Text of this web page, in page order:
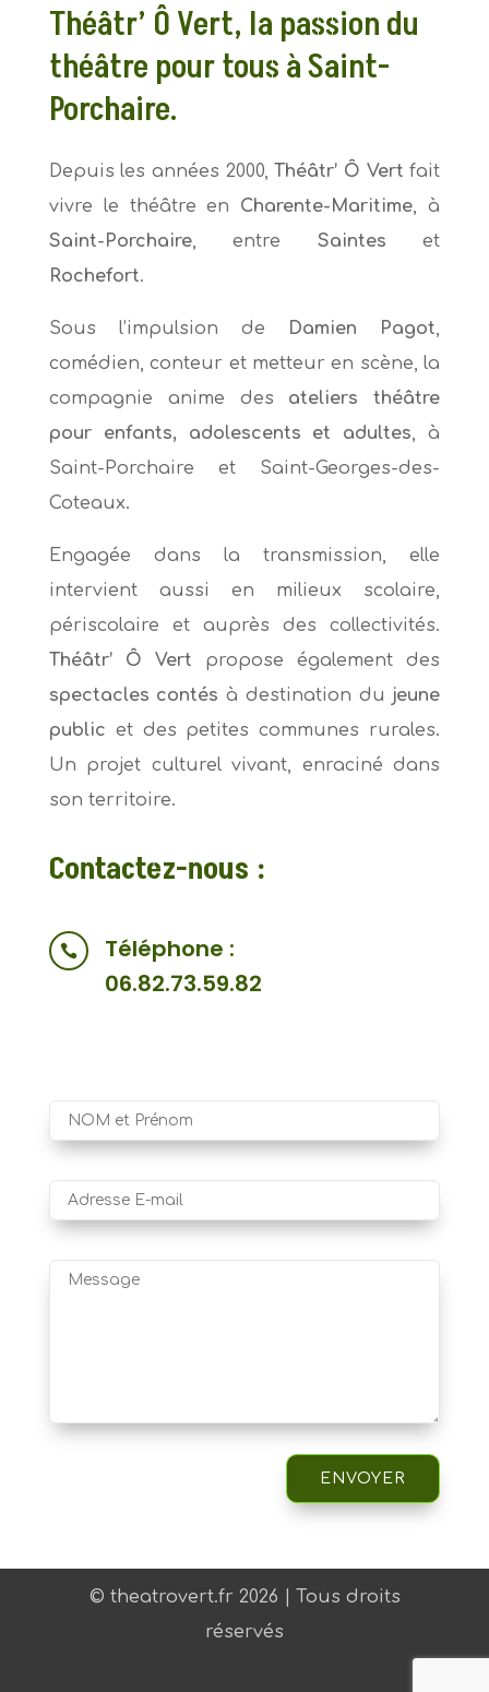
Théâtr’ Ô Vert, la passion du
théâtre pour tous à Saint-
Porchaire.
Depuis les années 2000,Théâtr’ Ô Vert fait
vivre le théâtre en Charente-Maritime , à
Saint-Porchaire, entre Saintes et
Rochefort.
Sous l’impulsion de Damien Pagot
comédien, conteur et metteur en scène, la
compagnie anime des ateliers théâtre
pour enfants, adolescents et adultes , à
Saint-Porchaire et Saint-Georges-des-
Coteaux.
Engagée dans la transmission, elle
intervient aussi en milieux scolaire,
périscolaire et auprès des collectivités.
Théâtr’ Ô Vert propose également des
spectacles contés à destination du jeune
public et des petites communes rurales.
Un projet culturel vivant, enraciné dans
son territoire.
Contactez-nous :

Téléphone :
06.82.73.59.82
ENVOYER
© theatrovert.fr 2026 | Tous droits
réservés